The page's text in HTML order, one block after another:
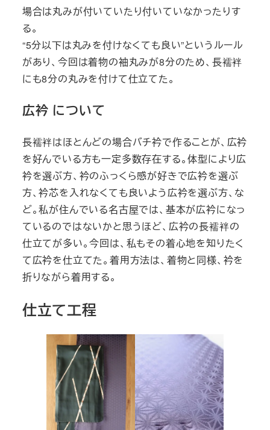
場合は丸みが付いていたり付いていなかったりす
る。
“5分以下は丸みを付けなくても良い”というルール
があり、今回は着物の袖丸みが8分のため、長襦袢
にも8分の丸みを付けて仕立てた。
広衿 について
長襦袢はほとんどの場合バチ衿で作ることが、広衿
を好んでいる方も一定多数存在する。体型により広
衿を選ぶ方、衿のふっくら感が好きで広衿を選ぶ
方、衿芯を入れなくても良いよう広衿を選ぶ方、な
ど。私が住んでいる名古屋では、基本が広衿になっ
ているのではないかと思うほど、広衿の長襦袢の
仕立てが多い。今回は、私もその着心地を知りたく
て広衿を仕立てた。着用方法は、着物と同様、衿を
折りながら着用する。
仕立て工程